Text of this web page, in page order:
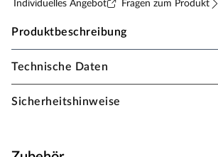
Individuelles Angebot Fragen zum Produkt
Produktbeschreibung
MEISTER Sockelleiste Echtholzfurnier
und Furnierboden.
Technische Daten
Sicherheitshinweise